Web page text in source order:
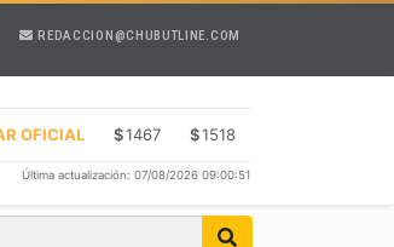
REDACCION@CHUBUTLINE.COM
OFICIAL $1467 $1518
Última actualización: 07/08/2026 09:00:51